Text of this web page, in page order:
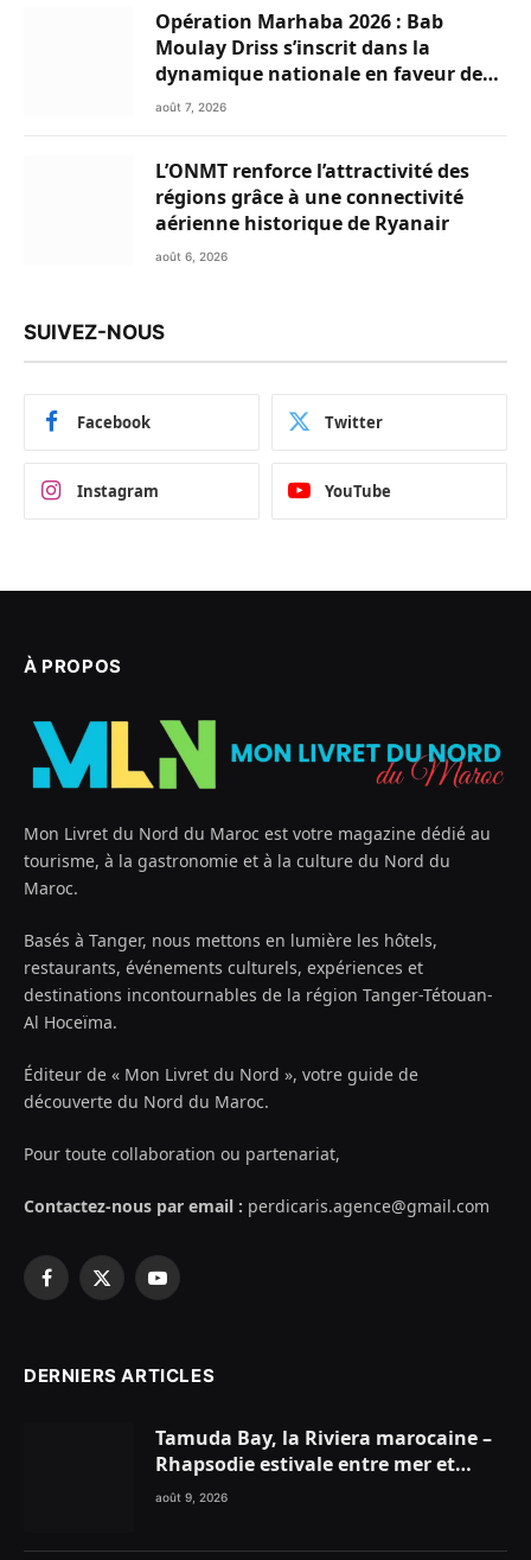
Opération Marhaba 2026 : Bab
Moulay Driss s’inscrit dans la
dynamique nationale en faveur des
Marocains du Monde
août 7, 2026
L’ONMT renforce l’attractivité des
régions grâce à une connectivité
aérienne historique de Ryanair
août 6, 2026
SUIVEZ-NOUS
Facebook Twitter
Instagram YouTube
À PROPOS
Mon Livret du Nord du Maroc est votre magazine dédié au
tourisme, à la gastronomie et à la culture du Nord du
Maroc.
Basés à Tanger, nous mettons en lumière les hôtels,
restaurants, événements culturels, expériences et
destinations incontournables de la région Tanger-Tétouan-
Al Hoceïma.
Éditeur de « Mon Livret du Nord », votre guide de
découverte du Nord du Maroc.
Pour toute collaboration ou partenariat,
Contactez-nous par email : perdicaris.agence@gmail.com
Facebook
X
YouTube
DERNIERS ARTICLES
Tamuda Bay, la Riviera marocaine –
Rhapsodie estivale entre mer et
montagnes
août 9, 2026